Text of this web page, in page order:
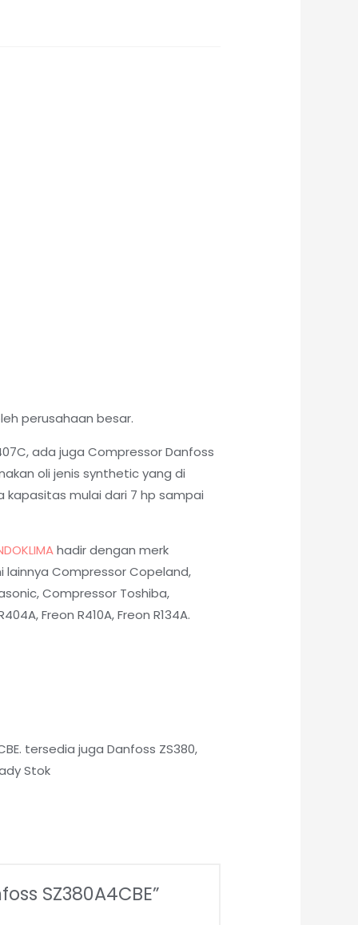
perusahaan besar.
ada juga Compressor Danfoss
oli jenis synthetic yang di
kapasitas mulai dari 7 hp sampai
hadir dengan merk
lainnya Compressor Copeland,
Compressor Toshiba,
Freon R410A, Freon R134A.
tersedia juga Danfoss ZS380,
Stok
SZ380A4CBE”